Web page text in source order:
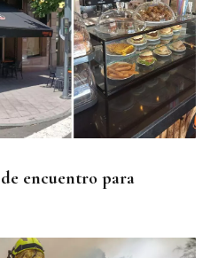
al disparar su gasto
encuentro para